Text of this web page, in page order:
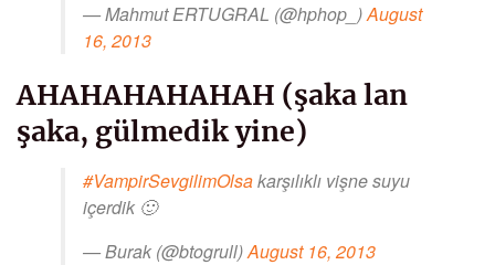
— Mahmut ERTUGRAL (@hphop_)August
16, 2013
AHAHAHAHAHAH (şaka lan
şaka, gülmedik yine)
#VampirSevgilimOlsakarşılıklı vişne suyu
içerdik 🙂
— Burak (@btogrull)August 16, 2013